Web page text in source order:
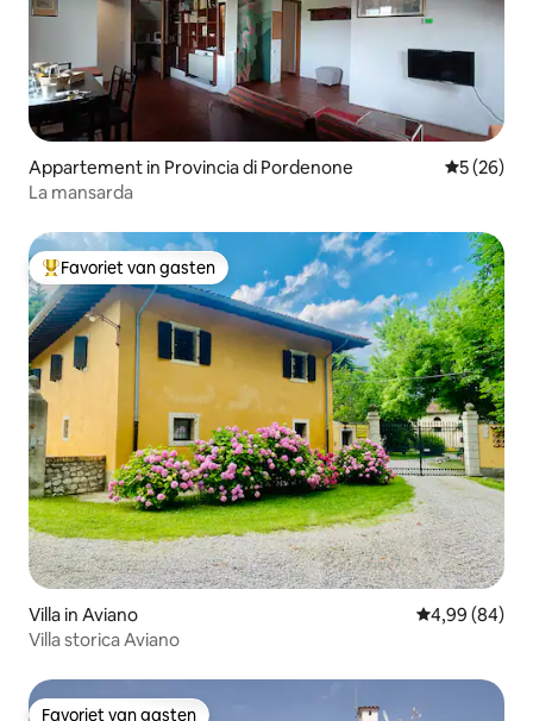
Appartement in Provincia di Pordenone
5 (26)
La mansarda
Topfavoriet van gasten
Favoriet van gasten
Villa in Aviano Gemiddelde
4,99 (84)
Villa storica Aviano
Favoriet van gasten